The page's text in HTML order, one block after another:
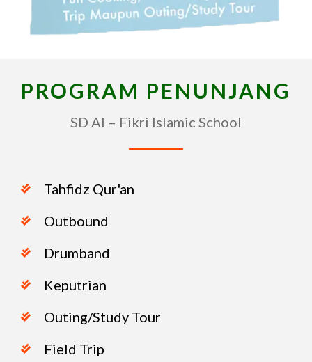
PROGRAM PENUNJANG
SD Al – Fikri Islamic School
Tahfidz Qur'an
Outbound
Drumband
Keputrian
Outing/Study Tour
Field Trip